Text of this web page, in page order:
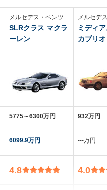
メルセデス・ベンツ
SLRクラス マクラ
ーレン
5775～6300万円
6099.9万円
4.8
メルセデ
ミディ
カブリ
932万円
‐‐‐万円
4.0